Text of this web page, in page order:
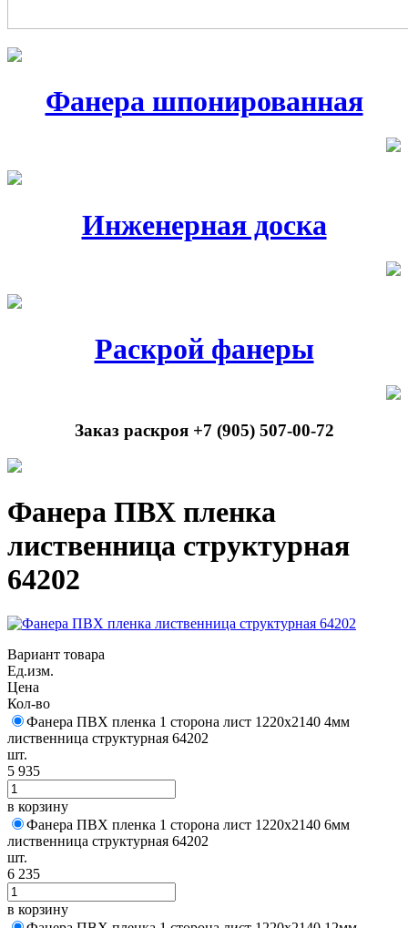
Фанера шпонированная
Инженерная доска
Раскрой фанеры
Заказ раскроя +7 (905) 507-00-72
Фанера ПВХ пленка
лиственница структурная
64202
Вариант товара
Ед.изм.
Цена
Кол-во
Фанера ПВХ пленка 1 сторона лист 1220х2140 4мм
лиственница структурная 64202
шт.
5 935
в корзину
Фанера ПВХ пленка 1 сторона лист 1220х2140 6мм
лиственница структурная 64202
шт.
6 235
в корзину